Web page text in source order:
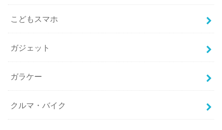
こどもスマホ
ガジェット
ガラケー
クルマ・バイク